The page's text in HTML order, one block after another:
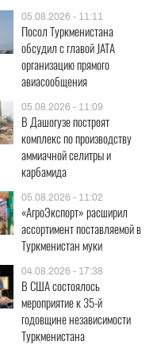
05.08.2026 - 11:11
Посол Туркменистана
обсудил с главой JATA
организацию прямого
авиасообщения
05.08.2026 - 11:09
В Дашогузе построят
комплекс по производству
аммиачной селитры и
карбамида
05.08.2026 - 11:02
«АгроЭкспорт» расширил
ассортимент поставляемой в
Туркменистан муки
04.08.2026 - 17:38
В США состоялось
мероприятие к 35-й
годовщине независимости
Туркменистана